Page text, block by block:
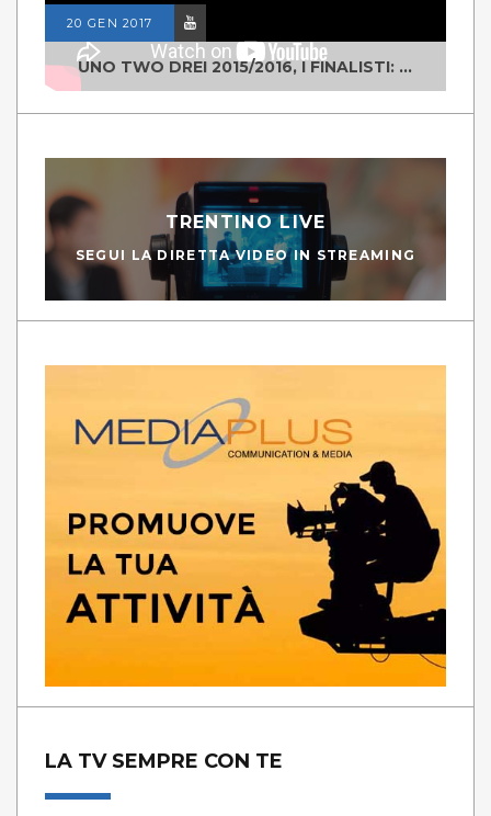
20 GEN 2017
UNO TWO DREI 2015/2016, I FINALISTI: CLASSE IV ALS ISTITUTO "DEGASPERI" BORGO VALSUGANA
TRENTINO LIVE
SEGUI LA DIRETTA VIDEO IN STREAMING
LA TV SEMPRE CON TE